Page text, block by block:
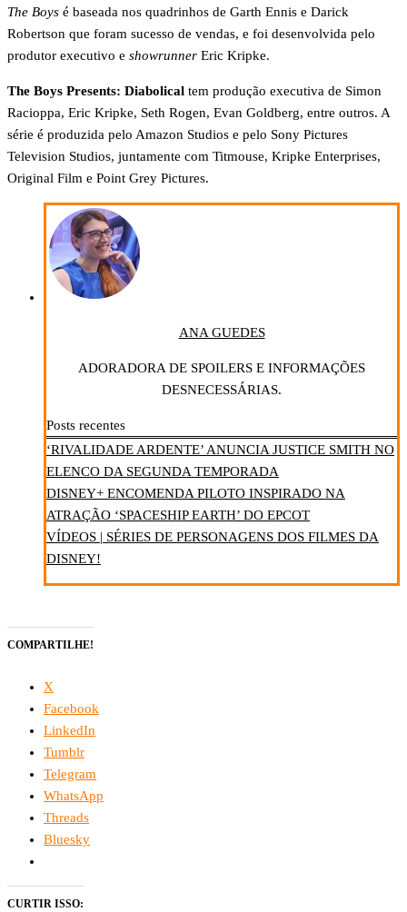
The Boys é baseada nos quadrinhos de Garth Ennis e Darick
Robertson que foram sucesso de vendas, e foi desenvolvida pelo
produtor executivo e showrunner Eric Kripke.
The Boys Presents: Diabolical tem produção executiva de Simon
Racioppa, Eric Kripke, Seth Rogen, Evan Goldberg, entre outros. A
série é produzida pelo Amazon Studios e pelo Sony Pictures
Television Studios, juntamente com Titmouse, Kripke Enterprises,
Original Film e Point Grey Pictures.
ANA GUEDES
ADORADORA DE SPOILERS E INFORMAÇÕES
DESNECESSÁRIAS.
Posts recentes
‘RIVALIDADE ARDENTE’ ANUNCIA JUSTICE SMITH NO
ELENCO DA SEGUNDA TEMPORADA
DISNEY+ ENCOMENDA PILOTO INSPIRADO NA
ATRAÇÃO ‘SPACESHIP EARTH’ DO EPCOT
VÍDEOS | SÉRIES DE PERSONAGENS DOS FILMES DA
DISNEY!
COMPARTILHE!
X
Facebook
LinkedIn
Tumblr
Telegram
WhatsApp
Threads
Bluesky
CURTIR ISSO: